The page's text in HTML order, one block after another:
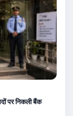
निकली बैंक